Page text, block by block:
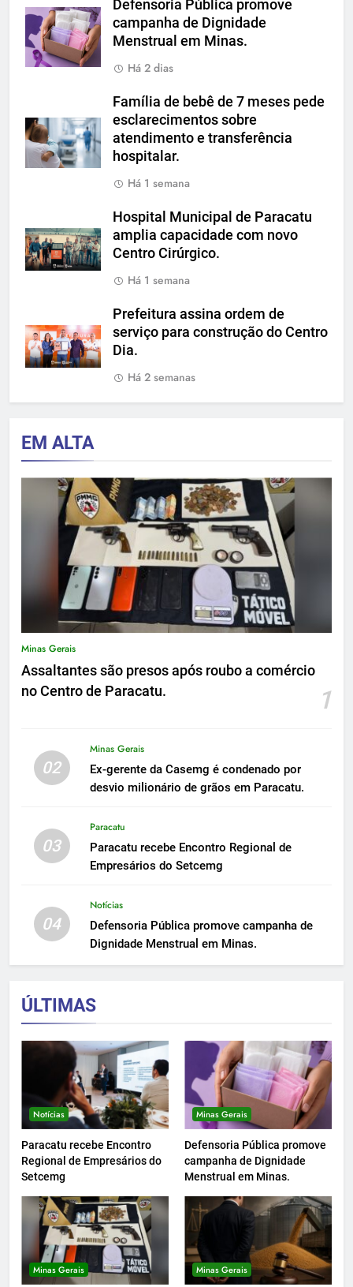
Defensoria Pública promove
campanha de Dignidade
Menstrual em Minas.
Há 2 dias
Família de bebê de 7 meses pede
esclarecimentos sobre
atendimento e transferência
hospitalar.
Há 1 semana
Hospital Municipal de Paracatu
amplia capacidade com novo
Centro Cirúrgico.
Há 1 semana
Prefeitura assina ordem de
serviço para construção do Centro
Dia.
Há 2 semanas
EM ALTA
Minas Gerais
Assaltantes são presos após roubo a comércio
no Centro de Paracatu.
1
02
Minas Gerais
Ex-gerente da Casemg é condenado por
desvio milionário de grãos em Paracatu.
03
Paracatu
Paracatu recebe Encontro Regional de
Empresários do Setcemg
04
Notícias
Defensoria Pública promove campanha de
Dignidade Menstrual em Minas.
ÚLTIMAS
Notícias
Paracatu recebe Encontro
Regional de Empresários do
Setcemg
Minas Gerais
Defensoria Pública promove
campanha de Dignidade
Menstrual em Minas.
Minas Gerais Minas Gerais